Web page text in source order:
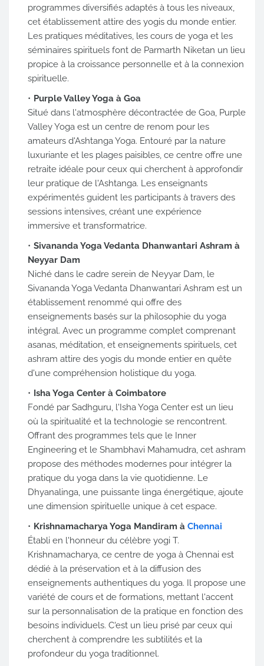
programmes diversifiés adaptés à tous les niveaux,
cet établissement attire des yogis du monde entier.
Les pratiques méditatives, les cours de yoga et les
séminaires spirituels font de Parmarth Niketan un lieu
propice à la croissance personnelle et à la connexion
spirituelle.
Purple Valley Yoga à Goa
Situé dans l'atmosphère décontractée de Goa, Purple
Valley Yoga est un centre de renom pour les
amateurs d'Ashtanga Yoga. Entouré par la nature
luxuriante et les plages paisibles, ce centre offre une
retraite idéale pour ceux qui cherchent à approfondir
leur pratique de l'Ashtanga. Les enseignants
expérimentés guident les participants à travers des
sessions intensives, créant une expérience
immersive et transformatrice.
Sivananda Yoga Vedanta Dhanwantari Ashram à
Neyyar Dam
Niché dans le cadre serein de Neyyar Dam, le
Sivananda Yoga Vedanta Dhanwantari Ashram est un
établissement renommé qui offre des
enseignements basés sur la philosophie du yoga
intégral. Avec un programme complet comprenant
asanas, méditation, et enseignements spirituels, cet
ashram attire des yogis du monde entier en quête
d'une compréhension holistique du yoga.
Isha Yoga Center à Coimbatore
Fondé par Sadhguru, l'Isha Yoga Center est un lieu
où la spiritualité et la technologie se rencontrent.
Offrant des programmes tels que le Inner
Engineering et le Shambhavi Mahamudra, cet ashram
propose des méthodes modernes pour intégrer la
pratique du yoga dans la vie quotidienne. Le
Dhyanalinga, une puissante linga énergétique, ajoute
une dimension spirituelle unique à cet espace.
Krishnamacharya Yoga Mandiram à Chennai
Établi en l'honneur du célèbre yogi T.
Krishnamacharya, ce centre de yoga à Chennai est
dédié à la préservation et à la diffusion des
enseignements authentiques du yoga. Il propose une
variété de cours et de formations, mettant l'accent
sur la personnalisation de la pratique en fonction des
besoins individuels. C'est un lieu prisé par ceux qui
cherchent à comprendre les subtilités et la
profondeur du yoga traditionnel.